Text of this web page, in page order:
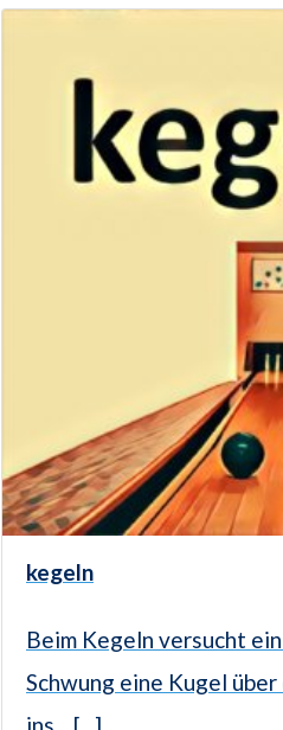
kegeln
Beim Kegeln versucht
Schwung eine Kugel